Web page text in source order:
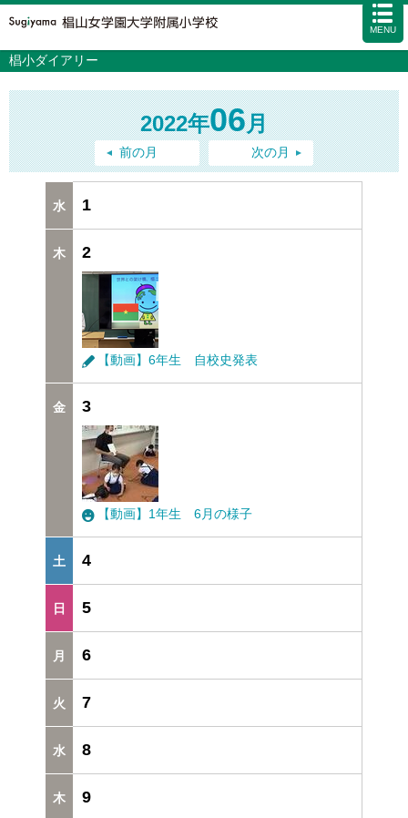
MENU
学校案内 カリキュラム
入試情報 学校生活
施設・設備
アクセス
椙小ダイアリー
2022年06月
前の月 次の月
1
2
【動画】6年生 自校史発表
3
【動画】1年生 6月の様子
4
5
6
7
8
9